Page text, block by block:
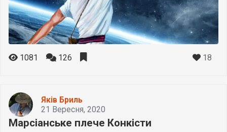
1081 126 18
Яків Бриль
21 Вересня, 2020
Марсіанське плече Конкісти